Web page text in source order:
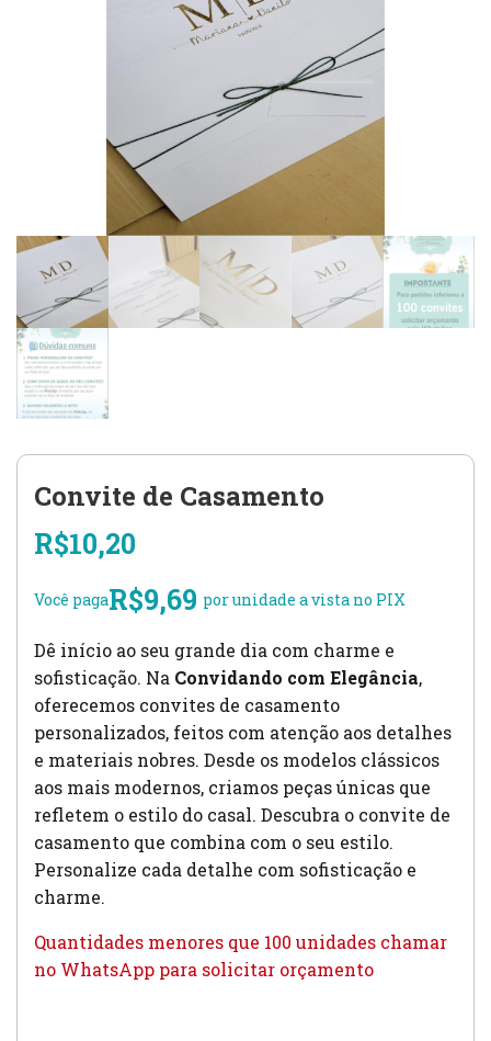
Convite de Casamento
R$10,20
Você pagaR$9,69 por unidade a vista no PIX
Dê início ao seu grande dia com charme e
sofisticação. Na Convidando com Elegância,
oferecemos convites de casamento
personalizados, feitos com atenção aos detalhes
e materiais nobres. Desde os modelos clássicos
aos mais modernos, criamos peças únicas que
refletem o estilo do casal. Descubra o convite de
casamento que combina com o seu estilo.
Personalize cada detalhe com sofisticação e
charme.
Quantidades menores que 100 unidades chamar
no WhatsApp para solicitar orçamento